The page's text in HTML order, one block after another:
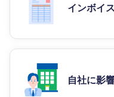
インボイ
自社に影